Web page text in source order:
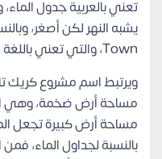
تعني بالعربية جدول
يشبه النهر لكن أصغر،
Town، والتي تعني باللغة العربية مدينة.
ويرتبط اسم مشروع كريك
مساحة أرض ضخمة، وهي
مساحة أرض كبيرة تجعل
بالنسبة لجداول الماء،